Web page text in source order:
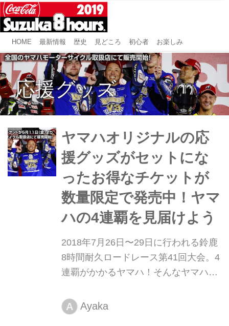
HOME 最新情報 歴史 見どころ 初心者 お楽しみ
応援グッズ
ヤマハオリジナルの応
援グッズがセットにな
ったお得なチケットが
数量限定で発売中！ヤマ
ハの4連覇を見届けよう
2018年7月26日〜29日に行われる鈴鹿
8時間耐久ロードレース第41回大会。4
連覇がかかるヤマハ！そんなヤマハの
たお得なチケットが2018年5月11日よ
り全国のYSPメンバーズクラブ各店を
A Ayaka